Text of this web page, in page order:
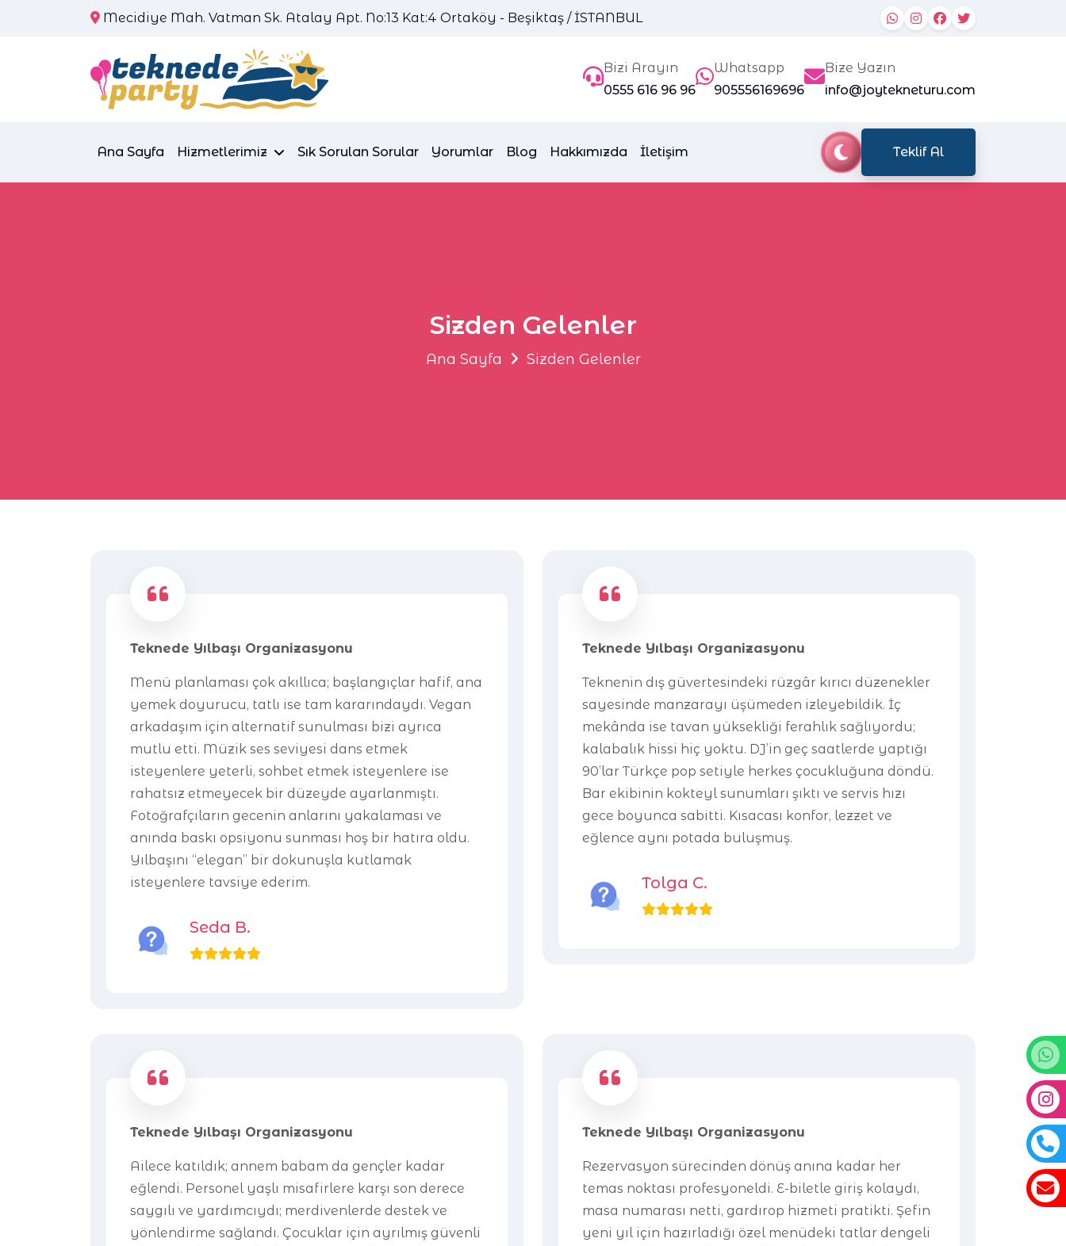
Mecidiye Mah. Vatman Sk. Atalay Apt. No:13 Kat:4 Ortaköy - Beşiktaş / İSTANBUL
Bizi Arayın
0555 616 96 96
Whatsapp
905556169696
Bize Yazın
info@joytekneturu.com
Ana Sayfa Hizmetlerimiz Sık Sorulan Sorular Yorumlar Blog Hakkımızda İletişim Teklif Al
Sizden Gelenler
Ana Sayfa Sizden Gelenler
Teknede Yılbaşı Organizasyonu
Menü planlaması çok akıllıca; başlangıçlar hafif, ana
yemek doyurucu, tatlı ise tam kararındaydı. Vegan
arkadaşım için alternatif sunulması bizi ayrıca
mutlu etti. Müzik ses seviyesi dans etmek
isteyenlere yeterli, sohbet etmek isteyenlere ise
rahatsız etmeyecek bir düzeyde ayarlanmıştı.
Fotoğrafçıların gecenin anlarını yakalaması ve
anında baskı opsiyonu sunması hoş bir hatıra oldu.
Yılbaşını “elegan” bir dokunuşla kutlamak
isteyenlere tavsiye ederim.
Seda B.
Teknede Yılbaşı Organizasyonu
Teknenin dış güvertesindeki rüzgâr kırıcı düzenekler
sayesinde manzarayı üşümeden izleyebildik. İç
mekânda ise tavan yüksekliği ferahlık sağlıyordu;
kalabalık hissi hiç yoktu. DJ’in geç saatlerde yaptığı
90’lar Türkçe pop setiyle herkes çocukluğuna döndü.
Bar ekibinin kokteyl sunumları şıktı ve servis hızı
gece boyunca sabitti. Kısacası konfor, lezzet ve
eğlence aynı potada buluşmuş.
Tolga C.
Teknede Yılbaşı Organizasyonu
Ailece katıldık; annem babam da gençler kadar
eğlendi. Personel yaşlı misafirlere karşı son derece
saygılı ve yardımcıydı; merdivenlerde destek ve
yönlendirme sağlandı. Çocuklar için ayrılmış güvenli
Teknede Yılbaşı Organizasyonu
Rezervasyon sürecinden dönüş anına kadar her
temas noktası profesyoneldi. E-biletle giriş kolaydı,
masa numarası netti, gardırop hizmeti pratikti. Şefin
yeni yıl için hazırladığı özel menüdeki tatlar dengeli